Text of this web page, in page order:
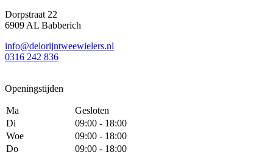
Dorpstraat 22
6909 AL Babberich
info@delorijntweewielers.nl
0316 242 836
Openingstijden
Ma
Gesloten
Di
09:00 - 18:00
Woe
09:00 - 18:00
Do
09:00 - 18:00